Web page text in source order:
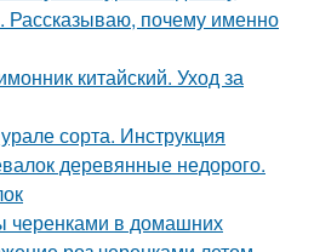
почему именно
китайский. Уход за
сорта. Инструкция
деревянные недорого.
черенками в домашних